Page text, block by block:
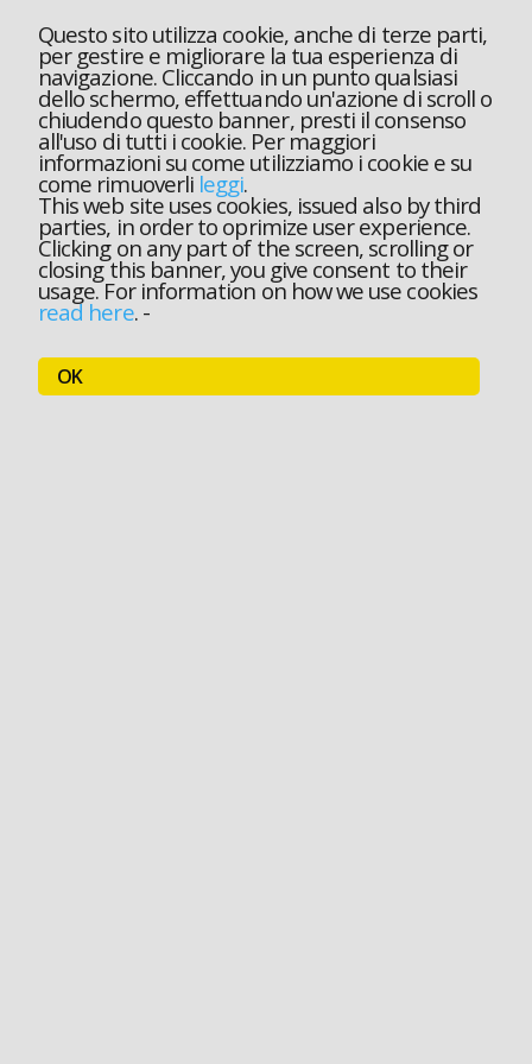
Questo sito utilizza cookie, anche di terze parti,
per gestire e migliorare la tua esperienza di
navigazione. Cliccando in un punto qualsiasi
dello schermo, effettuando un'azione di scroll o
chiudendo questo banner, presti il consenso
all'uso di tutti i cookie. Per maggiori
informazioni su come utilizziamo i cookie e su
come rimuoverli leggi.
This web site uses cookies, issued also by third
parties, in order to oprimize user experience.
Clicking on any part of the screen, scrolling or
closing this banner, you give consent to their
usage. For information on how we use cookies
read here.-
OK